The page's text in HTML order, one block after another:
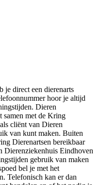
je direct een dierenarts
hoor je altijd
Dieren
samen met de Kring
cliënt van Dieren
van kunt maken. Buiten
Dierenartsen bereikbaar
Dierenziekenhuis Eindhoven
gebruik van maken
bel je met het
Telefonisch kan er dan